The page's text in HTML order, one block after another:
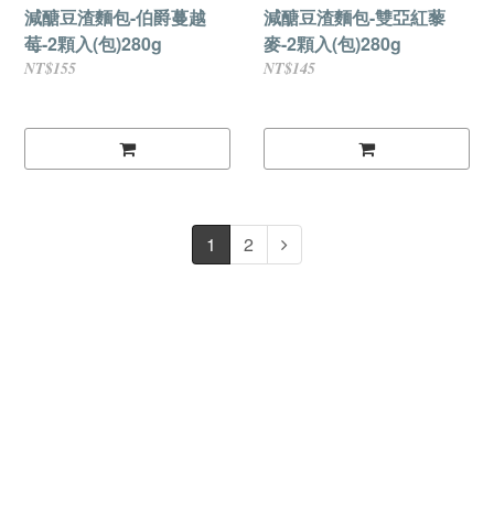
減醣豆渣麵包-伯爵蔓越
莓-2顆入(包)280g
NT$155
減醣豆渣麵包-雙亞紅藜
麥-2顆入(包)280g
NT$145
1 2